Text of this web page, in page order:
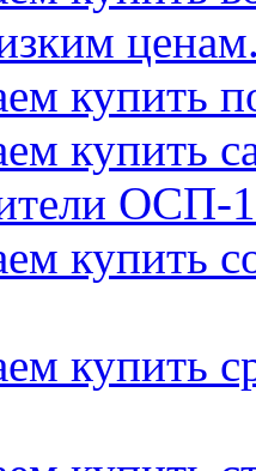
купить
купить
купить
купить